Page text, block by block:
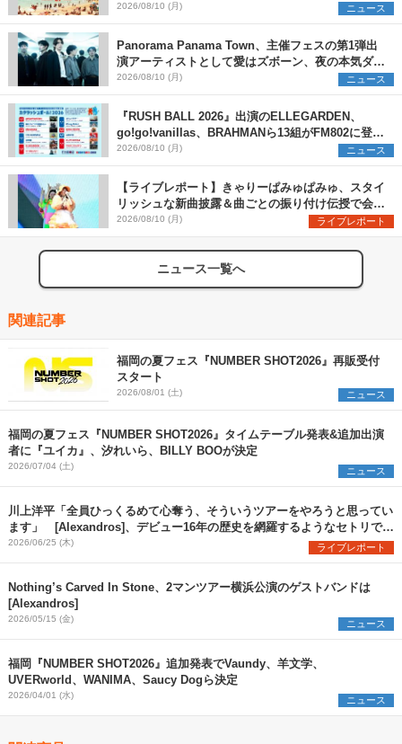
2026/08/10 (月) ニュース
Panorama Panama Town、主催フェスの第1弾出
演アーティストとして愛はズボーン、夜の本気ダン
スらを発表 「plus∈you」のMVも公開に
2026/08/10 (月) ニュース
『RUSH BALL 2026』出演のELLEGARDEN、
go!go!vanillas、BRAHMANら13組がFM802に登
場、他出演アーティストの“渾身の1曲”をセレクト
2026/08/10 (月) ニュース
【ライブレポート】きゃりーぱみゅぱみゅ、スタイ
リッシュな新曲披露＆曲ごとの振り付け伝授で会場
を盛り上げまくる！＜LuckyFes’26＞
2026/08/10 (月) ライブレポート
ニュース一覧へ
関連記事
福岡の夏フェス『NUMBER SHOT2026』再販受付
スタート
2026/08/01 (土) ニュース
福岡の夏フェス『NUMBER SHOT2026』タイムテーブル発表&追加出演
者に『ユイカ』、汐れいら、BILLY BOOが決定
2026/07/04 (土) ニュース
川上洋平「全員ひっくるめて心奪う、そういうツアーをやろうと思ってい
ます」 [Alexandros]、デビュー16年の歴史を網羅するようなセトリで
『YOU ARE WELCOME TOUR』開幕
2026/06/25 (木) ライブレポート
Nothing’s Carved In Stone、2マンツアー横浜公演のゲストバンドは
[Alexandros]
2026/05/15 (金) ニュース
福岡『NUMBER SHOT2026』追加発表でVaundy、羊文学、
UVERworld、WANIMA、Saucy Dogら決定
2026/04/01 (水) ニュース